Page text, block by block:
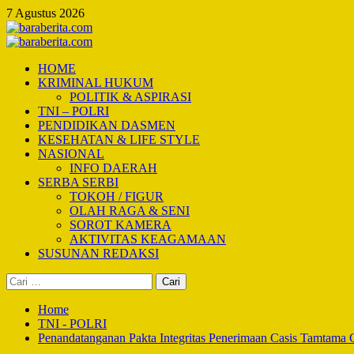
Skip
to
content
7 Agustus 2026
Primary
HOME
KRIMINAL HUKUM
POLITIK & ASPIRASI
TNI – POLRI
PENDIDIKAN DASMEN
KESEHATAN & LIFE STYLE
NASIONAL
INFO DAERAH
SERBA SERBI
TOKOH / FIGUR
OLAH RAGA & SENI
SOROT KAMERA
AKTIVITAS KEAGAMAAN
SUSUNAN REDAKSI
Cari
untuk:
Home
TNI - POLRI
Penandatanganan Pakta Integritas Penerimaan Casis